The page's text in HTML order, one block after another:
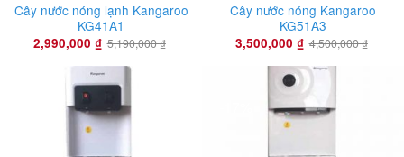
Cây nước nóng lạnh Kangaroo
KG41A1
2,990,000 ₫ 5,190,000₫
Cây nước nóng Kangaroo
KG51A3
3,500,000 ₫ 4,500,000₫